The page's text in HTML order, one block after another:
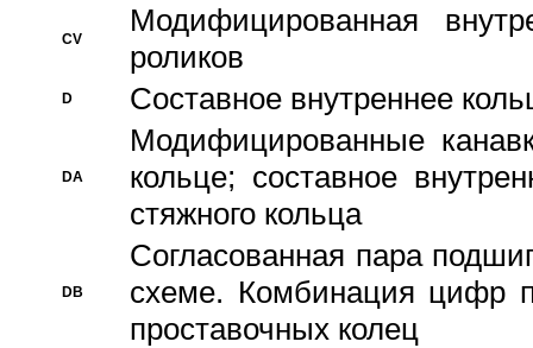
CV
Модифицированная
роликов
D Составное внутреннее
DA
Модифицированные
кольце; составное
стяжного кольца
DB
Согласованная пара
схеме. Комбинация цифр
проставочных колец